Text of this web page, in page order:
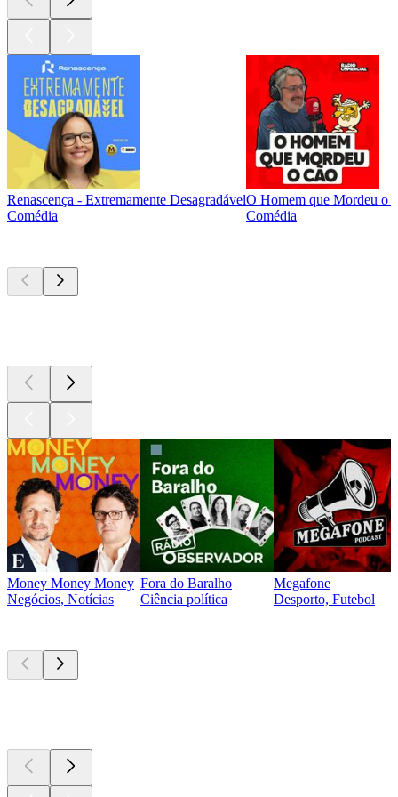
Renascença - Extremamente Desagradável
Comédia
O Homem que Mordeu o
Comédia
Money Money Money
Negócios, Notícias
Fora do Baralho
Ciência política
Megafone
Desporto, Futebol